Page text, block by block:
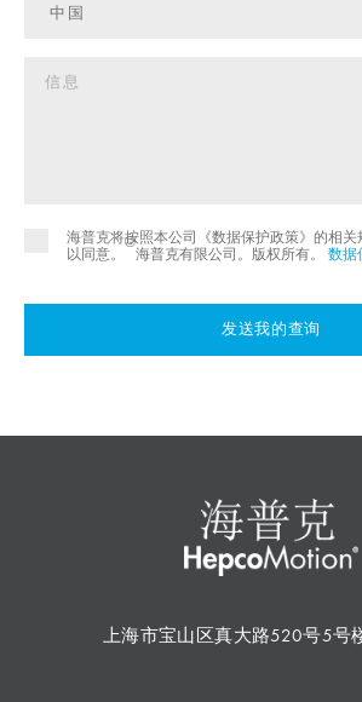
海普克将按照本公司《数据保护政策》的相
以同意。
©
海普克有限公司。版权所有。 数据
发送我的查询
上海市宝山区真大路520号5号